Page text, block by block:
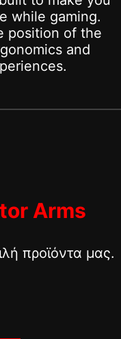
while gaming.
position of the
and
Arms
προϊόντα μας.